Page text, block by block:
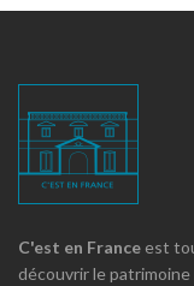
C'est en France est
découvrir le